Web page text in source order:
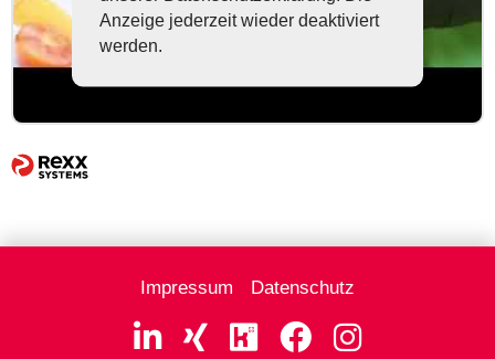
Anzeige jederzeit wieder deaktiviert
werden.
Impressum Datenschutz